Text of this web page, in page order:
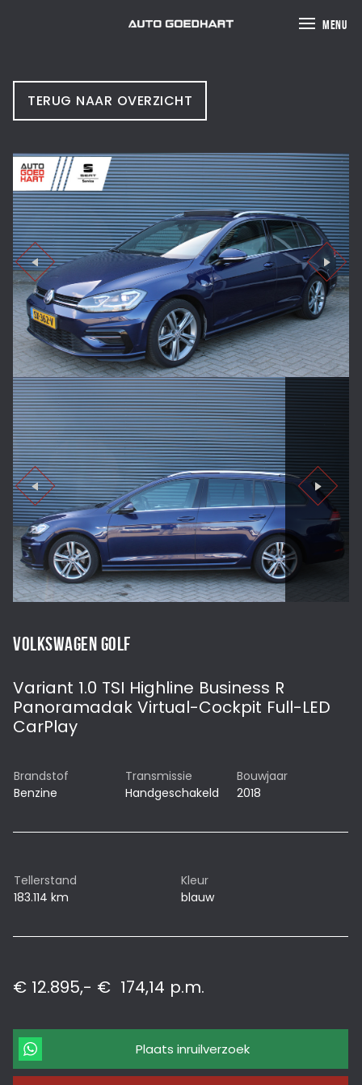
MENU
TERUG NAAR OVERZICHT
VOLKSWAGEN GOLF
Variant 1.0 TSI Highline Business R
Panoramadak Virtual-Cockpit Full-LED
CarPlay
Brandstof
Benzine
Transmissie
Handgeschakeld
Bouwjaar
2018
Tellerstand
183.114 km
Kleur
blauw
€ 12.895,- € 174,14 p.m.
Plaats inruilverzoek